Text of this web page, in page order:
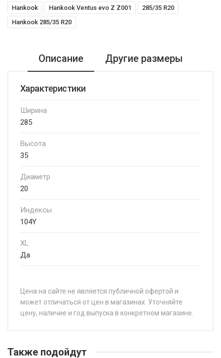
Hankook Hankook Ventus evo Z Z001
285/35 R20
Hankook 285/35 R20
Описание Другие размеры
Характеристики
Ширина
285
Высота
35
Диаметр
20
Индексы
104Y
XL
Да
Цена на сайте не является публичной офертой и
может отличаться от цен в магазинах. Уточняйте
цену, наличие и год выпуска в конкретном магазине.
Hankook Ventus evo Z Z001 225/40R19 93Y
Также подойдут